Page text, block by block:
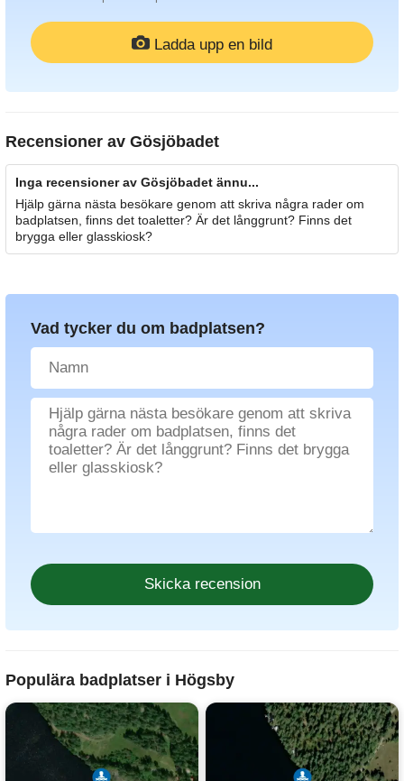
Ladda upp en bild
Recensioner av Gösjöbadet
Inga recensioner av Gösjöbadet ännu...
Hjälp gärna nästa besökare genom att skriva några rader om
badplatsen, finns det toaletter? Är det långgrunt? Finns det
brygga eller glasskiosk?
Vad tycker du om badplatsen?
Populära badplatser i Högsby